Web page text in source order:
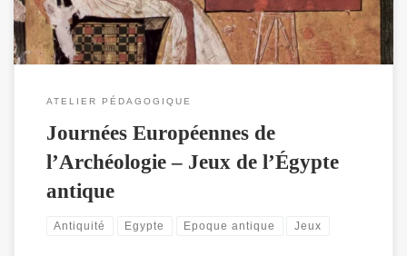
ATELIER PÉDAGOGIQUE
Journées Européennes de
l’Archéologie – Jeux de l’Égypte
antique
Antiquité Egypte Epoque antique Jeux